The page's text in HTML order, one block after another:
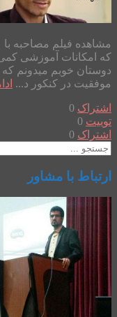
مشاهده فیلم مصاحبه
دوستان خوبم میدونم که
موفقیت در کنکور د...
اشتراک 0
توییت 0
اشتراک 0
ارتباط با مشاور